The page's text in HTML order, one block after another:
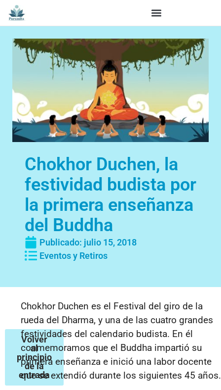
Chokhor Duchen, la
festividad budista por
la primera enseñanza
del Buddha
Publicado: julio 15, 2018
Eventos y Retiros
Volver
al
principio
de la
entrada
Chokhor Duchen es el Festival del giro de la
rueda del Dharma, y una de las cuatro grandes
festividades del calendario budista. En él
conmemoramos que el Buddha impartió su
primera enseñanza e inició una labor docente
que se extendió durante los siguientes 45 años.